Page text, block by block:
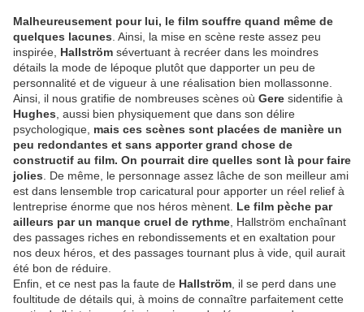
Malheureusement pour lui, le film souffre quand même de
quelques lacunes . Ainsi, la mise en scène reste assez peu
inspirée, Hallström sévertuant à recréer dans les moindres
détails la mode de lépoque plutôt que dapporter un peu de
personnalité et de vigueur à une réalisation bien mollassonne.
Ainsi, il nous gratifie de nombreuses scènes où Gere sidentifie à
Hughes , aussi bien physiquement que dans son délire
psychologique, mais ces scènes sont placées de manière un
peu redondantes et sans apporter grand chose de
constructif au film. On pourrait dire quelles sont là pour faire
jolies . De même, le personnage assez lâche de son meilleur ami
est dans lensemble trop caricatural pour apporter un réel relief à
lentreprise énorme que nos héros mènent. Le film pèche par
ailleurs par un manque cruel de rythme , Hallström enchaînant
des passages riches en rebondissements et en exaltation pour
nos deux héros, et des passages tournant plus à vide, quil aurait
été bon de réduire.
Enfin, et ce nest pas la faute de Hallström , il se perd dans une
foultitude de détails qui, à moins de connaître parfaitement cette